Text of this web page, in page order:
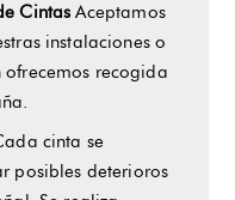
CintasAceptamos
instalaciones o
ofrecemos recogida
cinta se
posibles deterioros